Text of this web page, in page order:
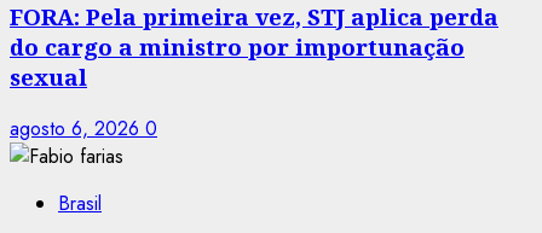
FORA: Pela primeira vez, STJ aplica perda
do cargo a ministro por importunação
sexual
agosto 6, 2026 0
Brasil